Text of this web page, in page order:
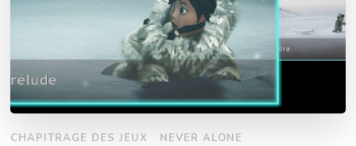
CHAPITRAGE DES JEUX NEVER ALONE